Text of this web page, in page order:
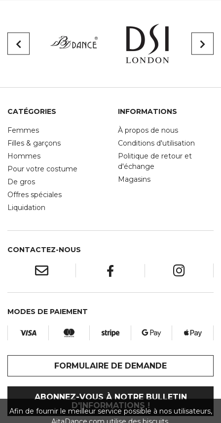
CATÉGORIES
Femmes
Filles & garçons
Hommes
Pour votre costume
De gros
Offres spéciales
Liquidation
INFORMATIONS
À propos de nous
Conditions d'utilisation
Politique de retour et
d'échange
Magasins
CONTACTEZ-NOUS
MODES DE PAIEMENT
FORMULAIRE DE DEMANDE
ABONNEZ-VOUS À NOTRE BULLETIN
D'INFORMATIONS !
Afin de fournir le meilleur service possible à nos utilisateurs,